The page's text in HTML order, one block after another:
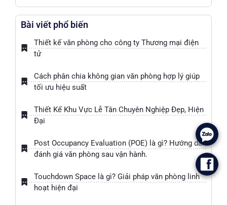
Bài viết phổ biến
Thiết kế văn phòng cho công ty Thương mại điện
tử
Cách phân chia không gian văn phòng hợp lý giúp
tối ưu hiệu suất
Thiết Kế Khu Vực Lễ Tân Chuyên Nghiệp Đẹp, Hiện
Đại
Post Occupancy Evaluation (POE) là gì? Hướng dẫn
đánh giá văn phòng sau vận hành.
Touchdown Space là gì? Giải pháp văn phòng linh
hoạt hiện đại
.
.